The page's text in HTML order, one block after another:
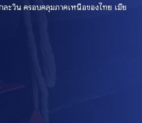
ะวิน ครอบคลุมภาคเหนือของไทย เมีย